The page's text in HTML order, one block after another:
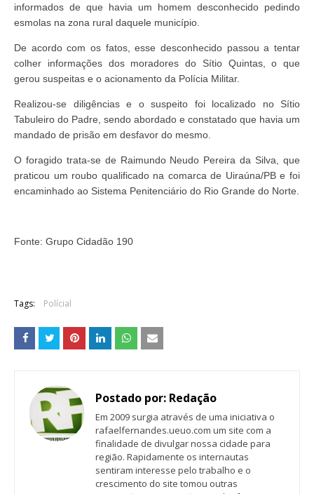
informados de que havia um homem desconhecido pedindo
esmolas na zona rural daquele município.
De acordo com os fatos, esse desconhecido passou a tentar
colher informações dos moradores do Sítio Quintas, o que
gerou suspeitas e o acionamento da Polícia Militar.
Realizou-se diligências e o suspeito foi localizado no Sítio
Tabuleiro do Padre, sendo abordado e constatado que havia um
mandado de prisão em desfavor do mesmo.
O foragido trata-se de Raimundo Neudo Pereira da Silva, que
praticou um roubo qualificado na comarca de Uiraúna/PB e foi
encaminhado ao Sistema Penitenciário do Rio Grande do Norte.
Fonte: Grupo Cidadão 190
Tags: Polícial
Postado por: Redação
Em 2009 surgia através de uma iniciativa o
rafaelfernandes.ueuo.com um site com a
finalidade de divulgar nossa cidade para
região. Rapidamente os internautas
sentiram interesse pelo trabalho e o
crescimento do site tomou outras